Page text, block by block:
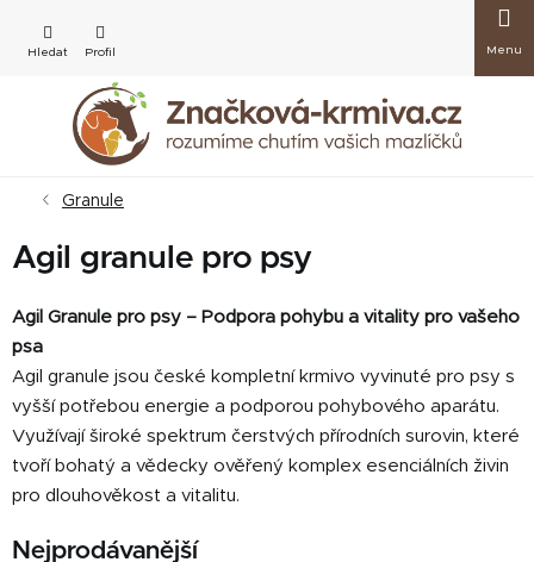
obsah
košík
Granule
Agil granule pro psy
Agil Granule pro psy – Podpora pohybu a vitality pro vašeho
psa
Agil granule jsou české kompletní krmivo vyvinuté pro psy s
vyšší potřebou energie a podporou pohybového aparátu.
Využívají široké spektrum čerstvých přírodních surovin, které
tvoří bohatý a vědecky ověřený komplex esenciálních živin
pro dlouhověkost a vitalitu.
Nejprodávanější